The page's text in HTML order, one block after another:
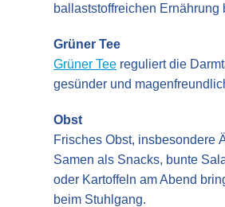
ballaststoffreichen Ernährung
Grüner Tee
Grüner Tee reguliert die
gesünder und
Obst
Frisches Obst, insbesondere
Samen als Snacks, bunte
oder Kartoffeln am Abend
beim Stuhlgang.